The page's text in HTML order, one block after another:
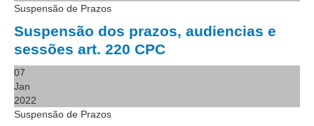
Laboratório de Inovação
Assessoria de Governança de Gestão de Pessoas
Centro de Memória
Suspensão de Prazos
Suspensão dos prazos, audiencias e
sessões art. 220 CPC
07
Jan
2022
Suspensão de Prazos